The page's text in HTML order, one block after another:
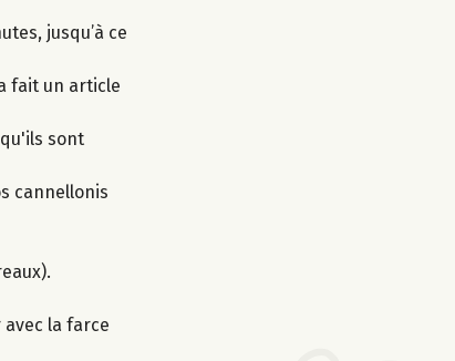
jusqu’à ce
fait un article
sont
cannellonis
la farce